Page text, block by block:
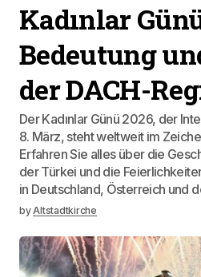
Kadınlar
Bedeutung
der DACH-
Der Kadınlar Günü 2026, der
8. März, steht weltweit im
Erfahren Sie alles über die
der Türkei und die
in Deutschland, Österreich und
byAltstadtkirche